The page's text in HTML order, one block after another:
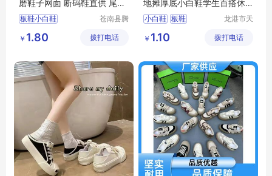
磨鞋子网面 断码鞋直供 尾货
处理鞋
板鞋小白鞋
小白鞋女
苍南县腾
务商行
￥ 1.80 拨打电话
地摊厚底小白鞋学生百搭休
闲鞋断码鞋子
小白鞋 板鞋
龙港市天
￥ 1.10 拨打电话